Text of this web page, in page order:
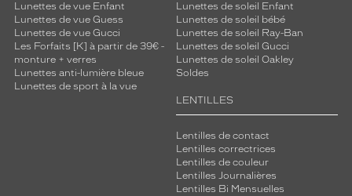
monture
XS
discountDetail
-50%
Lunettes de vue Enfant
Lunettes de vue Guess
Lunettes de vue Gucci
Les Forfaits [K] à partir de 39€ -
monture + verres
Lunettes anti-lumière bleue
Lunettes de sport à la vue
Lunettes de soleil Enfant
Lunettes de soleil bébé
Lunettes de soleil Ray-Ban
Lunettes de soleil Gucci
Lunettes de soleil Oakley
Soldes
LENTILLES
Lentilles de contact
Lentilles correctrices
Lentilles de couleur
Lentilles Journalières
Lentilles Bi Mensuelles